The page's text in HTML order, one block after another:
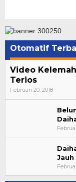
Otomatif
Video
Terios
Februari 20, 2018
Jauh
Bupati Ahmad
Penetapan